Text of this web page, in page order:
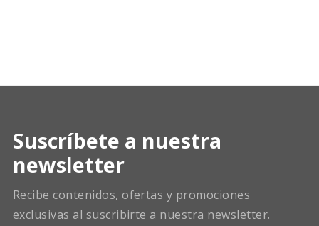
Suscríbete a nuestra
newsletter
Recibe contenidos, ofertas y promociones
exclusivas al suscribirte a nuestra newsletter.